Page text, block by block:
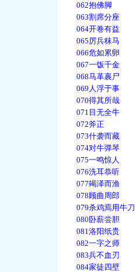
062抱佛脚
063割席分座
064开卷有益
065厉兵秣马
066危如累卵
067一饭千金
068马革裹尸
069人浮于事
070得其所哉
071目无全牛
072斧正
073什袭而藏
074对牛弹琴
075一鸣惊人
076洗耳恭听
077竭泽而渔
078顾曲周郎
079杀鸡焉用牛刀
080卧薪尝胆
081洛阳纸贵
082一字之师
083兵不血刃
084家徒四壁